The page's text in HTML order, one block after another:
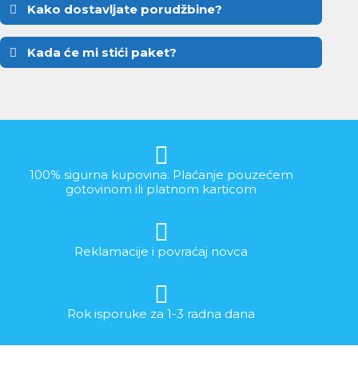
Kako dostavljate porudžbine?
Kada će mi stići paket?
100% sigurna kupovina. Plaćanje pouzećem
gotovinom ili platnom karticom
Reklamacije i povraćaj novca
Rok isporuke za 1-3 radna dana